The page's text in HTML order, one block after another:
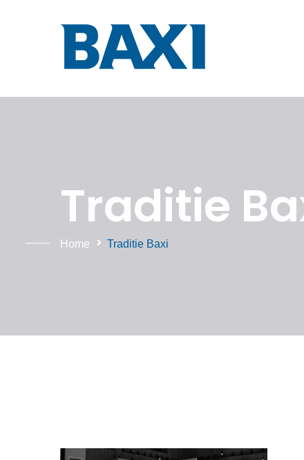
Traditie
Home Traditie Baxi